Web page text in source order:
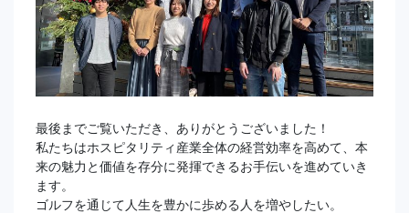
最後までご覧いただき、ありがとうございました！
私たちはホスピタリティ産業全体の経営効率を高めて、本
来の魅力と価値を存分に発揮できるお手伝いを進めていき
ます。
ゴルフを通じて人生を豊かに歩める人を増やしたい。